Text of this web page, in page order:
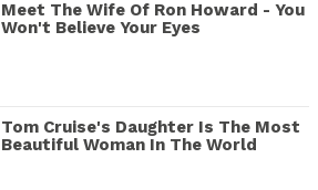
Meet The Wife Of Ron Howard - You
Won't Believe Your Eyes
Tom Cruise's Daughter Is The Most
Beautiful Woman In The World